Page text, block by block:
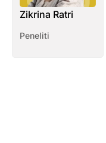
Zikrina Ratri
Peneliti